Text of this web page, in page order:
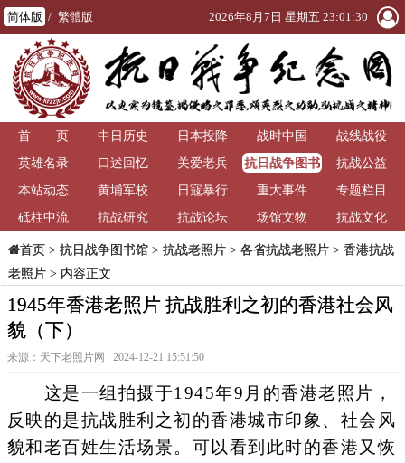
简体版 / 繁體版 2026年8月7日 星期五 23:01:32
首 页 中日历史 日本投降 战时中国
战线战役
英雄名录
口述回忆 关爱老兵
抗日战争图书
馆
抗战公益
本站动态
黄埔军校 日寇暴行 重大事件
专题栏目
砥柱中流
抗战研究 抗战论坛 场馆文物 抗战文化
首页> 抗日战争图书馆> 抗战老照片> 各省抗战老照片> 香港抗战
老照片> 内容正文
1945年香港老照片 抗战胜利之初的香港社会风
貌（下）
来源：天下老照片网 2024-12-21 15:51:50
这是一组拍摄于1945年9月的香港老照片，
反映的是抗战胜利之初的香港城市印象、社会风
貌和老百姓生活场景。可以看到此时的香港又恢